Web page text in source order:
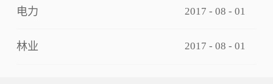
电力 2017 - 08 - 01
林业 2017 - 08 - 01